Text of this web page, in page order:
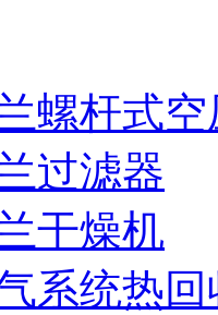
螺杆式空
过滤器
干燥机
系统热回